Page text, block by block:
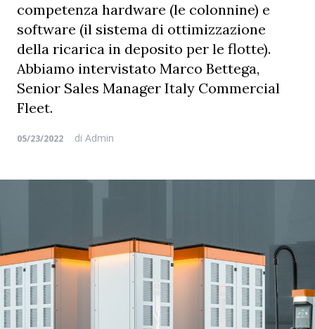
competenza hardware (le colonnine) e
software (il sistema di ottimizzazione
della ricarica in deposito per le flotte).
Abbiamo intervistato Marco Bettega,
Senior Sales Manager Italy Commercial
Fleet.
05/23/2022 di Admin